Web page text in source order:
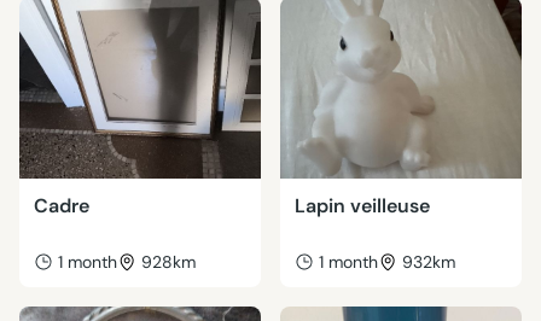
Cadre
1 month 928km
Lapin veilleuse
1 month 932km